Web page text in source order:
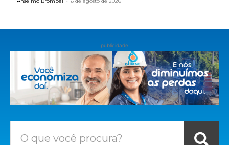
publicidade
O que você procura?